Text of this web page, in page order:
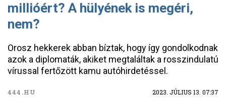
millióért? A hülyének is megéri,
nem?
Orosz hekkerek abban bíztak, hogy így gondolkodnak
azok a diplomaták, akiket megtaláltak a rosszindulatú
vírussal fertőzött kamu autóhirdetéssel.
444.HU 2023. JÚLIUS 13. 07:37